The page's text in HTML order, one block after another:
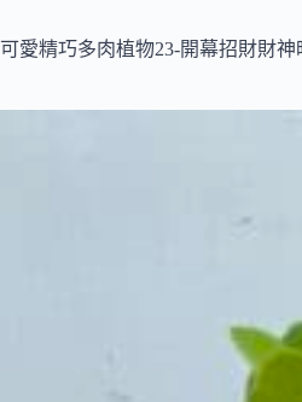
可愛精巧多肉植物23-開幕招財財